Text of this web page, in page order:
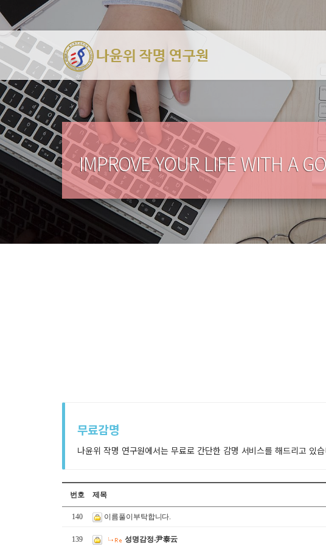
IMPROVE YOUR LIFE WITH A
무료감명
나윤위 작명 연구원에서는 무료로 간단한 감명 서비스를 해드리고 있
번호 제목
140 이름풀이부탁합니다.
139 성명감정-尹泰云